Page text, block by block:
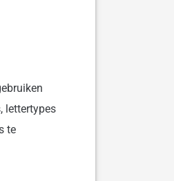
lettertypes
te